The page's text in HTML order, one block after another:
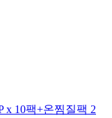
x 10팩+온찜질팩 2